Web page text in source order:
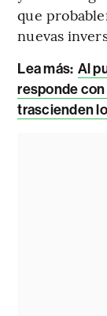
que
nuevas
Lea más: Al
responde
trascienden